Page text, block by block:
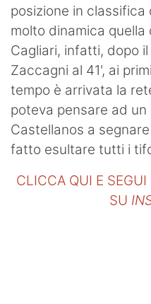
posizione in classifica
molto dinamica
Cagliari, infatti, dopo
Zaccagni al 41', ai
tempo è arrivata la
poteva pensare ad
Castellanos a
fatto esultare tutti i
CLICCA QUI E SEGUI
SU